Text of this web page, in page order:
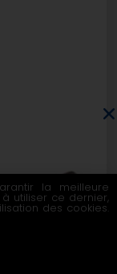
la meilleure
utiliser ce dernier,
des cookies.